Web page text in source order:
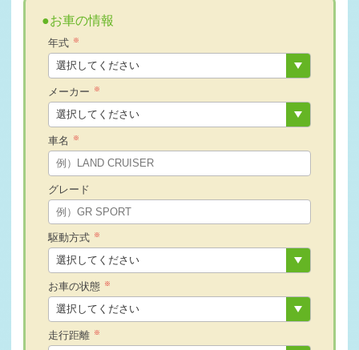
2026-06-20
苫小牧市T様 ホンダ ステップワゴンスパーダ査定・買取
ご成約誠にあり …
2026-06-19
小樽市S様 トヨタ ハイエースバン査定・買取 ご成約誠に
ありがとうござ …
2026-06-17
毎週木曜日は定休日となります
2026-06-17
苫小牧市S社様 トヨタ カムリ査定・買取 ご成約誠にあり
がとうございま …
2026-06-16
長沼町E様 トヨタ ルーミーカスタム査定・買取 ご成約誠
にありがとうご …
2026-06-15
札幌市K様 トヨタ ヤリスクロス査定・買取 ご成約誠にあ
りがとうござい …
2026-06-14
札幌市M様 トヨタ シエンタ査定・買取 ご成約誠にありが
とうございまし …
●お車の情報
年式 ※
メーカー ※
車名 ※
グレード
駆動方式 ※
お車の状態 ※
走行距離 ※